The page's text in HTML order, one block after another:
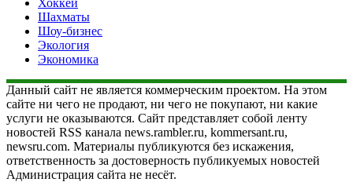
Шахматы
Шоу-бизнес
Экология
Экономика
Данный сайт не является коммерческим проектом. На этом
сайте ни чего не продают, ни чего не покупают, ни какие
услуги не оказываются. Сайт представляет собой ленту
новостей RSS канала news.rambler.ru, kommersant.ru,
newsru.com. Материалы публикуются без искажения,
ответственность за достоверность публикуемых новостей
Администрация сайта не несёт.